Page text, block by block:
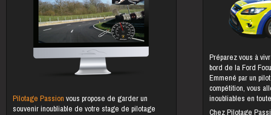
Pilotage Passionvous propose de garder un
souvenir inoubliable de votre stage de pilotage
Préparez vous à
bord de la Ford
Emmené par un
compétition, vous
inoubliables en